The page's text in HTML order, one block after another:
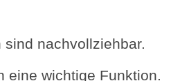
sind nachvollziehbar.
eine wichtige Funktion.